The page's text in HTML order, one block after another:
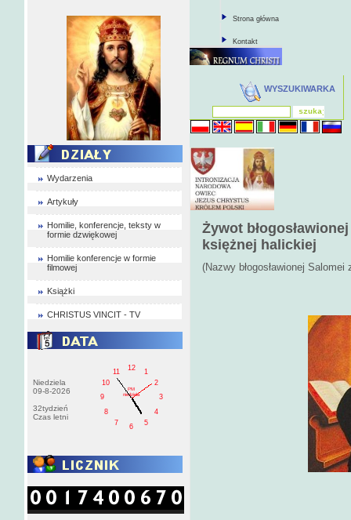
Wydarzenia
Artykuły
Homilie, konferencje, teksty w
formie dzwiękowej
Homilie konferencje w formie
filmowej
Książki
CHRISTUS VINCIT - TV
Niedziela
09-8-2026
32tydzień
Czas letni
1
2
3
4
5
6
7
8
9
10
11
12
PM
niedziela
Strona główna
Kontakt
WYSZUKIWARKA
Żywot
księżnej halickiej
(Nazwy błogosławionej